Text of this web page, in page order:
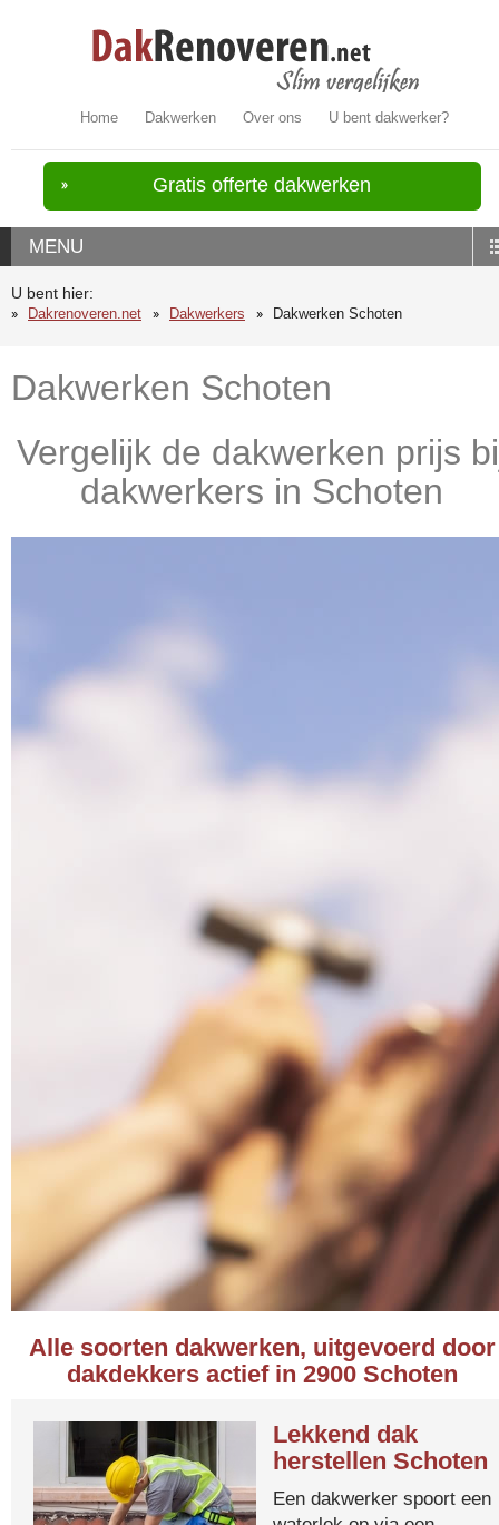
Home Dakwerken Over ons U bent dakwerker?
Gratis offerte dakwerken
MENU
U bent hier:
Dakrenoveren.net
Dakwerkers Dakwerken Schoten
Dakwerken Schoten
Vergelijk de dakwerken prijs
dakwerkers in Schoten
Alle soorten dakwerken, uitgevoerd door
dakdekkers actief in 2900 Schoten
Lekkend dak
herstellen Schoten
Een dakwerker spoort een